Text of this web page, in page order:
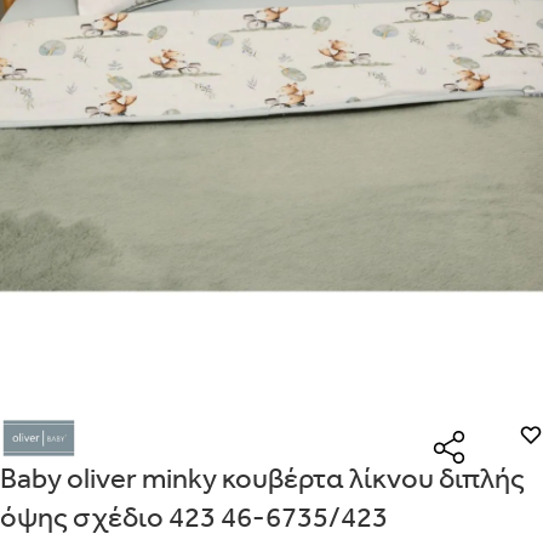
Baby oliver minky κουβέρτα λίκνου διπλής
όψης σχέδιο 423 46-6735/423
Με την προσφορά θα λάβεις δωρεάν το είδος με τη
χαμηλότερη τιμή αν αγοράσεις τουλάχιστον
Με την προσφορά
κερδίζεις έκπτωσηστο καλάθι, αν
αγοράσεις τουλάχιστονμε την ειδική σήμανση.
Είναι για δώρο;
ΝΑΙ
Μήνυμα
Λεπτομέρειες που θα ήθελες να γνωρίζουμε για το δώρο σου
ΑΠΟΘΉΚΕΥΣΕ